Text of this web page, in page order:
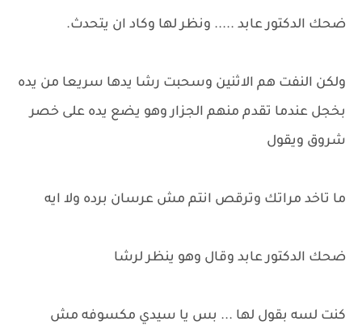
ضحك الدكتور عابد ..... ونظر لها وكاد ان يتحدث.
ولكن النفت هم الاثنين وسحبت رشا يدها سريعا من يده
بخجل عندما تقدم منهم الجزار وهو يضع يده على خصر
شروق ويقول
ما تاخد مراتك وترقص انتم مش عرسان برده ولا ايه
ضحك الدكتور عابد وقال وهو ينظر لرشا
كنت لسه بقول لها ... بس يا سيدي مكسوفه مش